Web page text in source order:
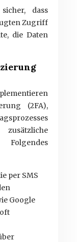
dass
Zugriff
die Daten
(2FA),
per SMS
Google